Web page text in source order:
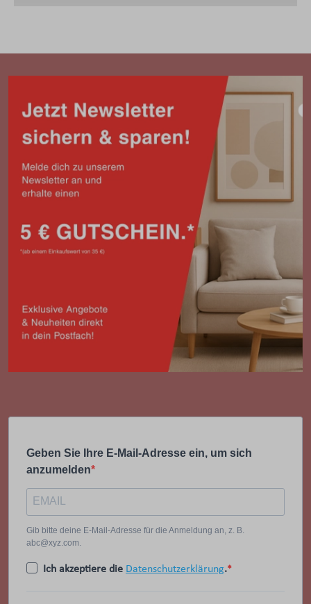
Geben Sie Ihre E-Mail-Adresse ein, um sich
anzumelden
Gib bitte deine E-Mail-Adresse für die Anmeldung an, z. B.
abc@xyz.com.
Ich akzeptiere die Datenschutzerklärung.